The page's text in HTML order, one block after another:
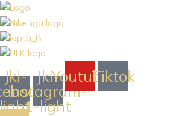
Preskočiť
na
obsah
Jki-
light
Jki-
instagram-
1-light
YoutubeTiktok